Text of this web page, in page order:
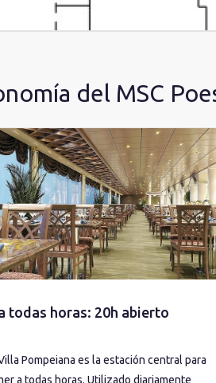
del MSC
todas horas: 20h abierto
Pompeiana es la estación central para
a todas horas. Utilizado diariamente